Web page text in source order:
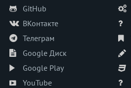
GitHub
ВКонтакте
Телеграм
Google Диск
Google Play
YouTube